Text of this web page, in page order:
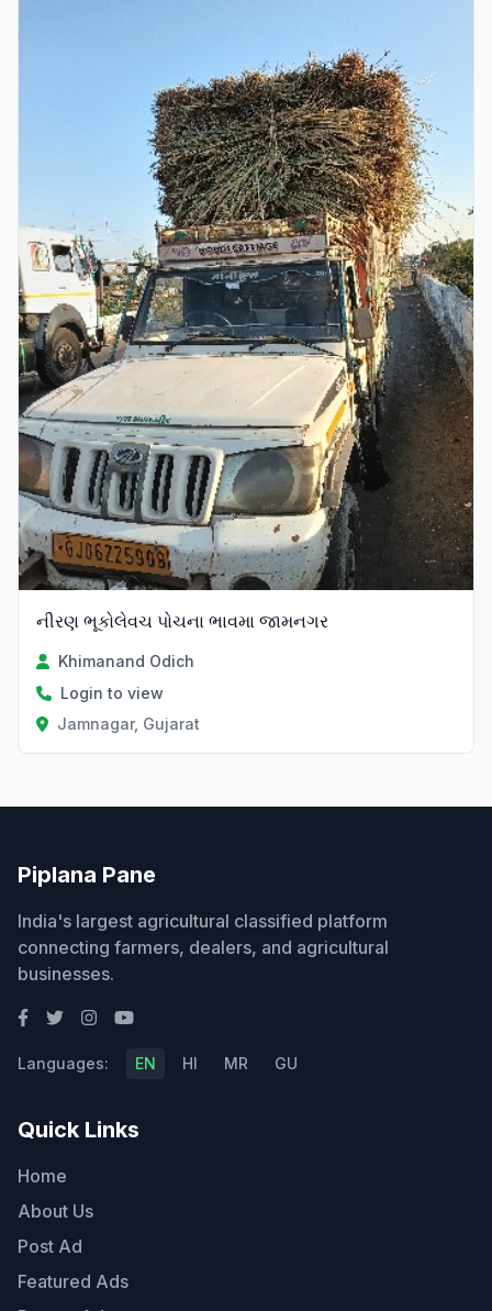
નીરણ ભૂકોલેવચ પોચના ભાવમા જામનગર
Khimanand Odich
Login to view
Jamnagar, Gujarat
Piplana Pane
India's largest agricultural classified platform
connecting farmers, dealers, and agricultural
businesses.
Languages: EN HI MR GU
Quick Links
Home
About Us
Post Ad
Featured Ads